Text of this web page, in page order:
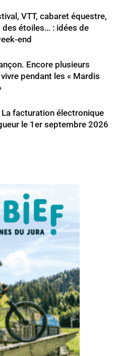
VTT, cabaret équestre,
des étoiles… : idées de
end
Encore plusieurs
pendant les « Mardis
facturation électronique
le 1er septembre 2026